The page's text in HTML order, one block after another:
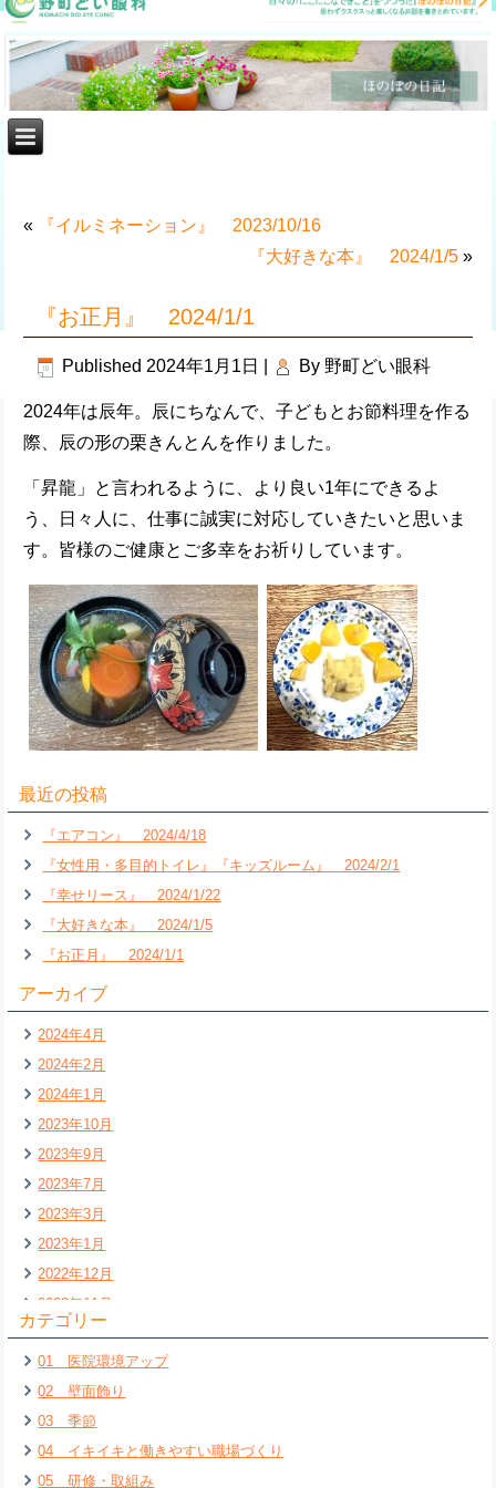
«
『イルミネーション』 2023/10/16
『大好きな本』 2024/1/5»
『お正月』 2024/1/1
Published 2024年1月1日 By 野町どい眼科
2024年は辰年。辰にちなんで、子どもとお節料理を作る
際、辰の形の栗きんとんを作りました。
「昇龍」と言われるように、より良い1年にできるよ
う、日々人に、仕事に誠実に対応していきたいと思いま
す。皆様のご健康とご多幸をお祈りしています。
最近の投稿
『エアコン』 2024/4/18
『女性用・多目的トイレ』『キッズルーム』 2024/2/1
『幸せリース』 2024/1/22
『大好きな本』 2024/1/5
『お正月』 2024/1/1
アーカイブ
2024年4月
2024年2月
2024年1月
2023年10月
2023年9月
2023年7月
2023年3月
2023年1月
2022年12月
2022年11月
2022年7月
2022年6月
2022年5月
2022年4月
2022年3月
2022年2月
カテゴリー
01 医院環境アップ
02 壁面飾り
03 季節
04 イキイキと働きやすい職場づくり
05 研修・取組み